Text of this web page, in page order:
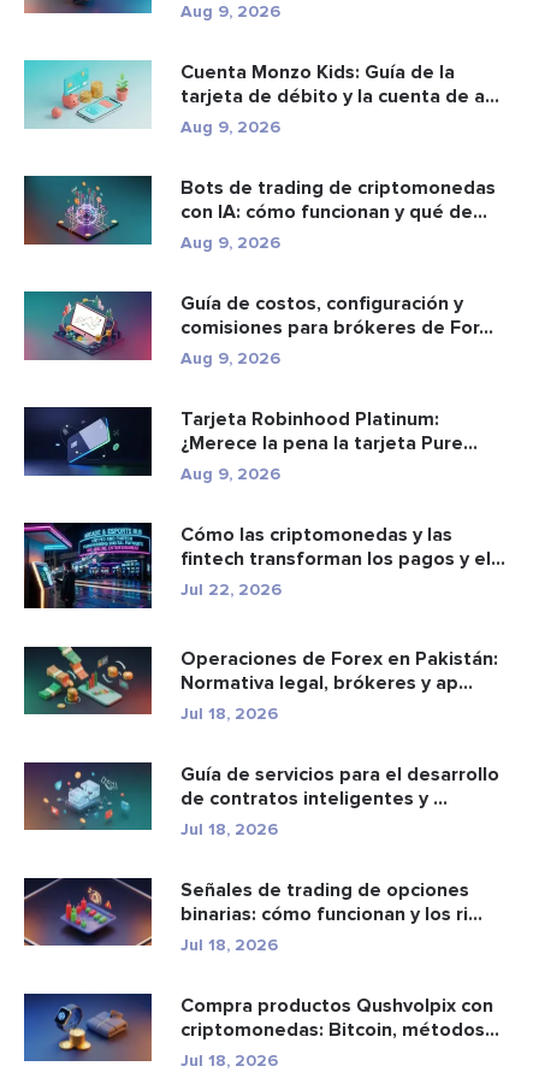
Aug 9, 2026
Cuenta Monzo Kids: Guía de la
tarjeta de débito y la cuenta de a...
Aug 9, 2026
Bots de trading de criptomonedas
con IA: cómo funcionan y qué de...
Aug 9, 2026
Guía de costos, configuración y
comisiones para brókeres de For...
Aug 9, 2026
Tarjeta Robinhood Platinum:
¿Merece la pena la tarjeta Pure
Plati...
Aug 9, 2026
Cómo las criptomonedas y las
fintech transforman los pagos y el
e...
Jul 22, 2026
Operaciones de Forex en Pakistán:
Normativa legal, brókeres y ap...
Jul 18, 2026
Guía de servicios para el desarrollo
de contratos inteligentes y ...
Jul 18, 2026
Señales de trading de opciones
binarias: cómo funcionan y los ri...
Jul 18, 2026
Compra productos Qushvolpix con
criptomonedas: Bitcoin, métodos
d...
Jul 18, 2026